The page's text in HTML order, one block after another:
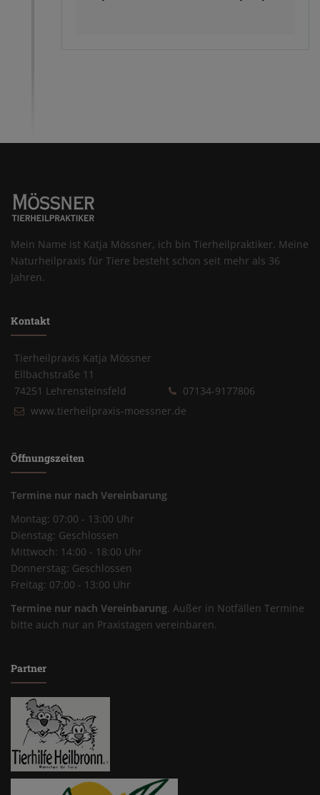
Mein Name ist Katja Mössner, ich bin Tierheilpraktiker. Meine
Naturheilpraxis für Tiere besteht schon seit mehr als 36
Jahren.
Kontakt
Tierheilpraxis Katja Mössner
Ellbachstraße 11
74251 Lehrensteinsfeld
07134-9177806
www.tierheilpraxis-moessner.de
Öffnungszeiten
Termine nur nach Vereinbarung
Montag: 07:00 - 13:00 Uhr
Dienstag: Geschlossen
Mittwoch: 14:00 - 18:00 Uhr
Donnerstag: Geschlossen
Freitag: 07:00 - 13:00 Uhr
Termine nur nach Vereinbarung. Außer in Notfällen Termine
bitte auch nur an Praxistagen vereinbaren.
Partner